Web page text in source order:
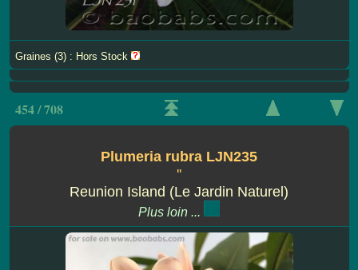
Graines (3) : Hors Stock
454 / 708
Plumeria rubra LJN235
''
Reunion Island (Le Jardin Naturel)
Plus loin ...